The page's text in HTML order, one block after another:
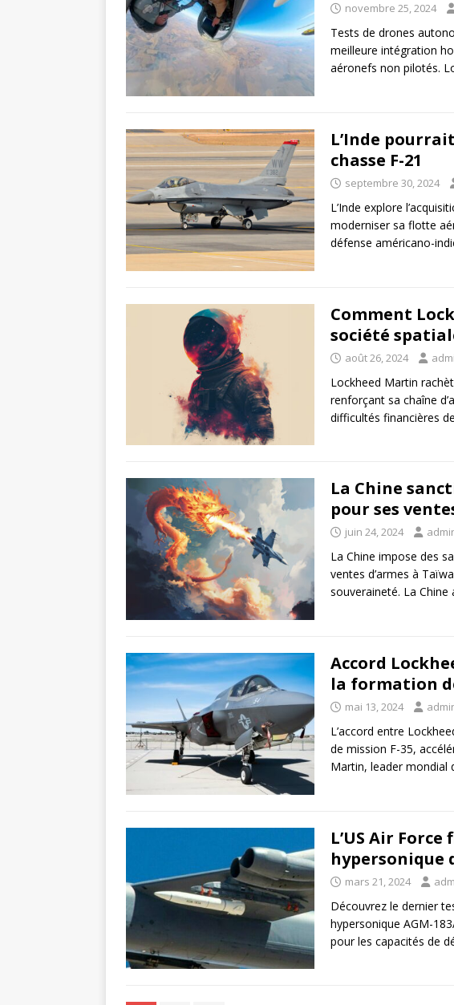
novembre 25, 2024
Tests de drones
meilleure intégration
aéronefs non pilotés.
L’Inde
chasse F-21
septembre 30, 2024
L’Inde explore
moderniser sa flotte
défense américano-
Comment
société
août 26, 2024
Lockheed Martin
renforçant sa chaîne
difficultés financières
La Chine
pour ses
juin 24, 2024
La Chine impose des
ventes d’armes à
souveraineté. La Chine
Accord
la formation
mai 13, 2024
L’accord entre
de mission F-35,
Martin, leader mondial
L’US Air
hypersonique
mars 21, 2024
Découvrez le dernier
hypersonique AGM-
pour les capacités de